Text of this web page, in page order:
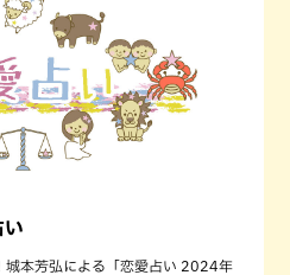
い
城本芳弘による「恋愛占い 2024年